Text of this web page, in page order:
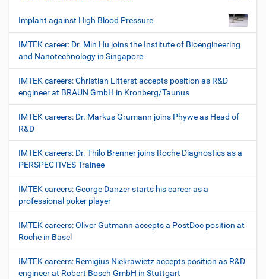
Implant against High Blood Pressure
IMTEK career: Dr. Min Hu joins the Institute of Bioengineering
and Nanotechnology in Singapore
IMTEK careers: Christian Litterst accepts position as R&D
engineer at BRAUN GmbH in Kronberg/Taunus
IMTEK careers: Dr. Markus Grumann joins Phywe as Head of
R&D
IMTEK careers: Dr. Thilo Brenner joins Roche Diagnostics as a
PERSPECTIVES Trainee
IMTEK careers: George Danzer starts his career as a
professional poker player
IMTEK careers: Oliver Gutmann accepts a PostDoc position at
Roche in Basel
IMTEK careers: Remigius Niekrawietz accepts position as R&D
engineer at Robert Bosch GmbH in Stuttgart